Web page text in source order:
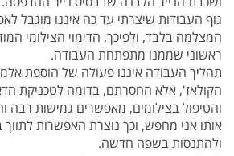
גוף העבודות שיצרתי עד כה איננו מוגבל
המצלמה בלבד, ולפיכך, הדימוי הצילומי
ראשוני שממנו מתפתחת העבודה.
תהליך העבודה איננו פעולה של הוספת
הקולאז', אלא החסרתם, בדומה לטכניקת
והטיפול בצילומים, מאפשרים גמישות רבה
אותו אני מחפש, וכך נוצרת האפשרות לתווך
ולהתנסות בשפה חדשה.